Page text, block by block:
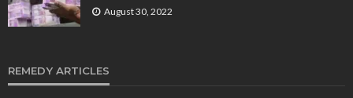
August 30, 2022
REMEDY ARTICLES